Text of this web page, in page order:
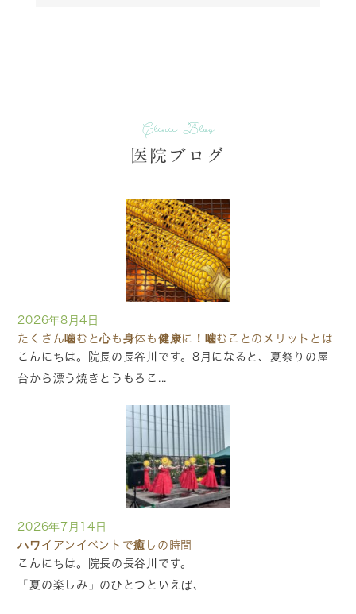
Clinic Blog
医院ブログ
2026年8月4日
たくさん噛むと心も身体も健康に！噛むことのメリットとは
こんにちは。院長の長谷川です。8月になると、夏祭りの屋
台から漂う焼きとうもろこ...
2026年7月14日
ハワイアンイベントで癒しの時間
こんにちは。院長の長谷川です。
「夏の楽しみ」のひとつといえば、